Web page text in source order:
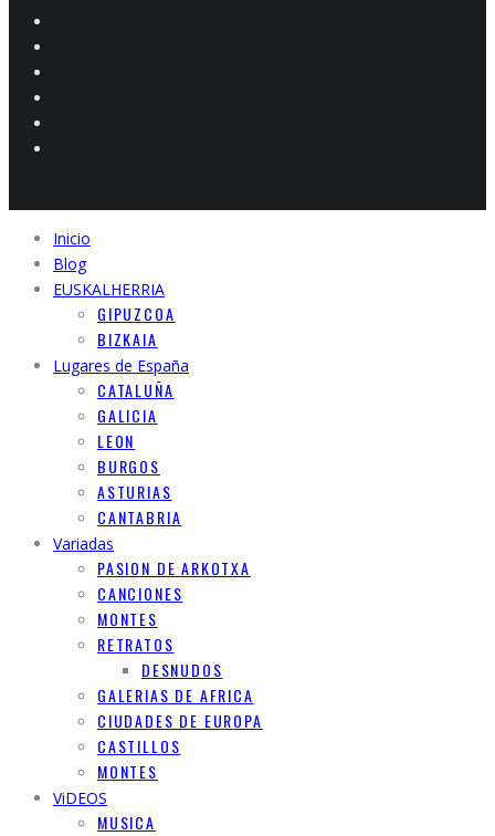
Inicio
Blog
EUSKALHERRIA
GIPUZCOA
BIZKAIA
Lugares de España
CATALUÑA
GALICIA
LEON
BURGOS
ASTURIAS
CANTABRIA
Variadas
PASION DE ARKOTXA
CANCIONES
MONTES
RETRATOS
DESNUDOS
GALERIAS DE AFRICA
CIUDADES DE EUROPA
CASTILLOS
MONTES
ViDEOS
MUSICA